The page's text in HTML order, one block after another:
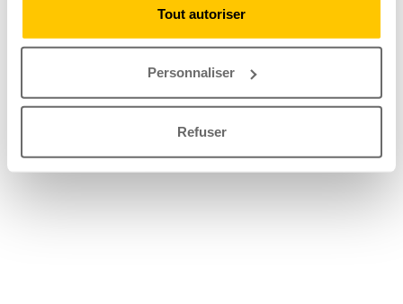
Tout autoriser
Personnaliser
Refuser